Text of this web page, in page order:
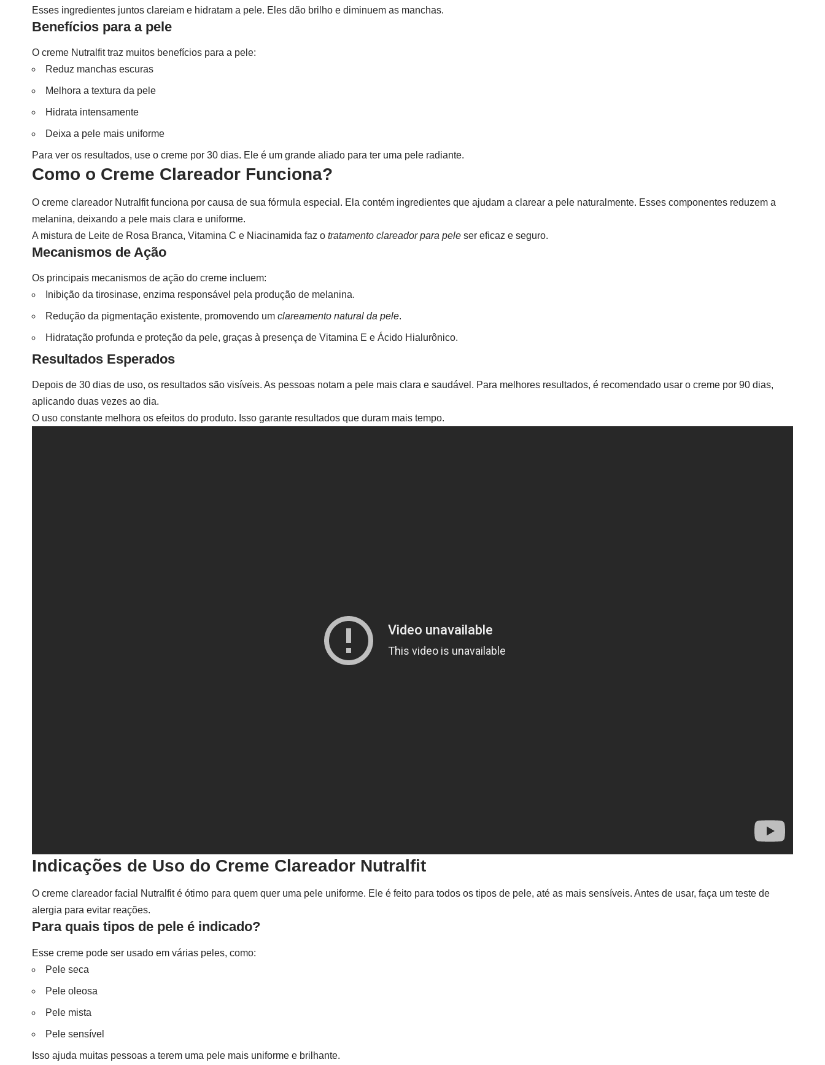
Esses ingredientes juntos clareiam e hidratam a pele. Eles dão brilho e diminuem as manchas.
Benefícios para a pele
O creme Nutralfit traz muitos benefícios para a pele:
Reduz manchas escuras
Melhora a textura da pele
Hidrata intensamente
Deixa a pele mais uniforme
Para ver os resultados, use o creme por 30 dias. Ele é um grande aliado para ter uma pele radiante.
Como o Creme Clareador Funciona?
O creme clareador Nutralfit funciona por causa de sua fórmula especial. Ela contém ingredientes que ajudam a clarear a pele naturalmente. Esses componentes reduzem a
melanina, deixando a pele mais clara e uniforme.
A mistura de Leite de Rosa Branca, Vitamina C e Niacinamida faz o tratamento clareadorpara pele ser eficaz e seguro.
Mecanismos de Ação
Os principais mecanismos de ação do creme incluem:
Inibição da tirosinase, enzima responsável pela produção de melanina.
Redução da pigmentação existente, promovendo um clareamento natural da pele.
Hidratação profunda e proteção da pele, graças à presença de Vitamina E e Ácido Hialurônico.
Resultados Esperados
Depois de 30 dias de uso, os resultados são visíveis. As pessoas notam a pele mais clara e saudável. Para melhores resultados, é recomendado usar o creme por 90 dias,
aplicando duas vezes ao dia.
O uso constante melhora os efeitos do produto. Isso garante resultados que duram mais tempo.
Indicações de Uso do Creme Clareador Nutralfit
O creme clareador facial Nutralfit é ótimo para quem quer uma pele uniforme. Ele é feito para todos os tipos de pele, até as mais sensíveis. Antes de usar, faça um teste de
alergia para evitar reações.
Para quais tipos de pele é indicado?
Esse creme pode ser usado em várias peles, como:
Pele seca
Pele oleosa
Pele mista
Pele sensível
Isso ajuda muitas pessoas a terem uma pele mais uniforme e brilhante.